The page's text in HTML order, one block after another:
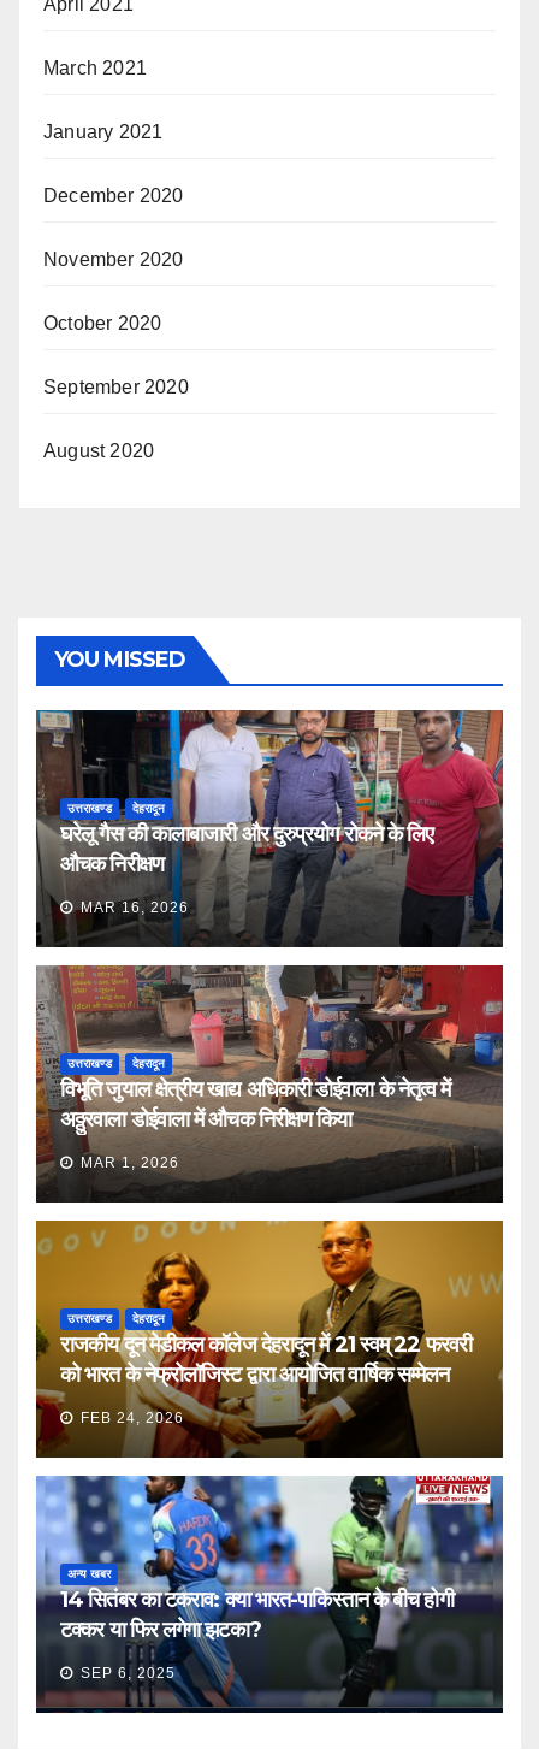
March 2021
January 2021
December 2020
November 2020
October 2020
September 2020
August 2020
YOU MISSED
उत्तराखण्ड देहरादून
घरेलू गैस की कालाबाजारी और दुरुप्रयोग रोकने के लिए
औचक निरीक्षण
MAR 16, 2026
उत्तराखण्ड देहरादून
विभूति जुयाल क्षेत्रीय खाद्य अधिकारी डोईवाला के नेतृत्व में
अठ्ठुरवाला डोईवाला में औचक निरीक्षण किया
MAR 1, 2026
उत्तराखण्ड देहरादून
राजकीय दून मेडीकल कॉलेज देहरादून में 21 स्वम् 22 फरवरी
को भारत के नेफ्रोलॉजिस्ट द्वारा आयोजित वार्षिक सम्मेलन
FEB 24, 2026
अन्य खबर
14 सितंबर का टकराव: क्या भारत-पाकिस्तान के बीच होगी
टक्कर या फिर लगेगा झटका?
SEP 6, 2025